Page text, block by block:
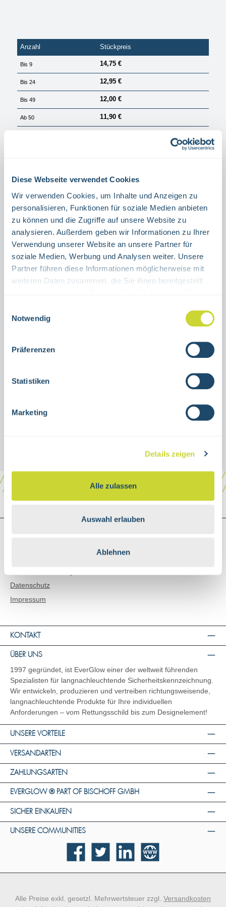
Diese Webseite verwendet Cookies
Wir verwenden Cookies, um Inhalte und Anzeigen zu
personalisieren, Funktionen für soziale Medien anbieten
zu können und die Zugriffe auf unsere Website zu
analysieren. Außerdem geben wir Informationen zu Ihrer
Verwendung unserer Website an unsere Partner für
soziale Medien, Werbung und Analysen weiter. Unsere
Partner führen diese Informationen möglicherweise mit
weiteren Daten zusammen, die Sie ihnen bereitgestellt
Notwendig
Präferenzen
Statistiken
Marketing
Details zeigen
Alle zulassen
Auswahl erlauben
Ablehnen
Anzahl Stückpreis
Bis9 14,75 €
Bis24 12,95 €
Bis49 12,00 €
Ab50 11,90 €
Materialauswählen
ALUMINIUM
FOLIE
Produkt Anzahl: Gib den gewünschten Wert ein oder benutze die Schaltflächen um die Anzahl
Beschreibung
nachleuchtender Schriftverschiedene
FolieASR A1.3nachle…
Datenschutz
Impressum
KONTAKT
ÜBER UNS
1997 gegründet, ist EverGlow einer der weltweit führenden
Spezialisten für langnachleuchtende Sicherheitskennzeichnung.
Wir entwickeln, produzieren und vertreiben richtungsweisende,
langnachleuchtende Produkte für Ihre individuellen
Anforderungen – vom Rettungsschild bis zum Designelement!
UNSERE VORTEILE
VERSANDARTEN
ZAHLUNGSARTEN
EVERGLOW ® PART OF BISCHOFF GMBH
SICHER EINKAUFEN
UNSERE COMMUNITIES
FacebookTwitter LinkedIn Website
Alle Preise exkl. gesetzl. Mehrwertsteuer zzgl. Versandkosten